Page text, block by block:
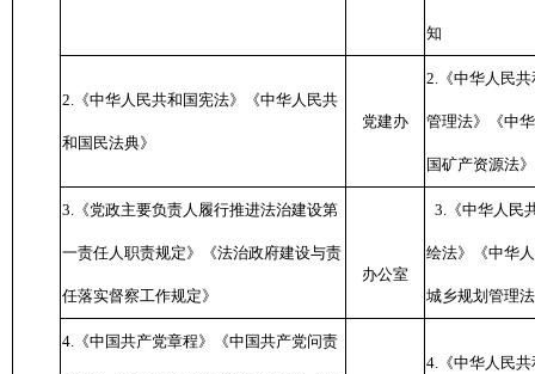
知
2.《中华人民共和国宪法》《中华人民共
和国民法典》
党建办
2.《中华人民
管理法》《中
国矿产资源法》
3.《党政主要负责人履行推进法治建设第
一责任人职责规定》《法治政府建设与责
任落实督察工作规定》
办公室
3.《中华人民
绘法》《中华
城乡规划管理
4.《中国共产党章程》《中国共产党问责
4.《中华人民